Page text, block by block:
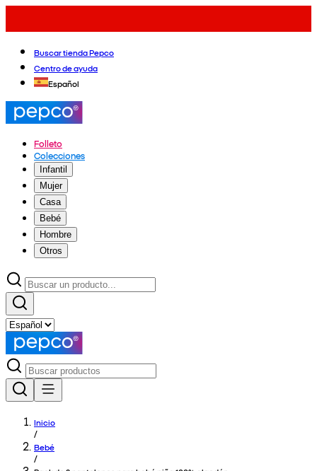
Buscar tienda Pepco
Centro de ayuda
Español
Folleto
Colecciones
Infantil
Mujer
Casa
Bebé
Hombre
Otros
Inicio
/
Bebé
/